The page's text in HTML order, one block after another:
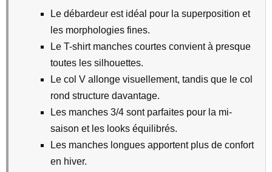
Le débardeur est idéal pour la superposition et
les morphologies fines.
Le T-shirt manches courtes convient à presque
toutes les silhouettes.
Le col V allonge visuellement, tandis que le col
rond structure davantage.
Les manches 3/4 sont parfaites pour la mi-
saison et les looks équilibrés.
Les manches longues apportent plus de confort
en hiver.